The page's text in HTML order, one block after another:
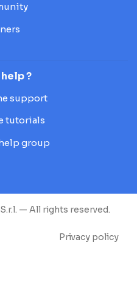
?
support
tutorials
group
— All rights reserved.
Privacy policy